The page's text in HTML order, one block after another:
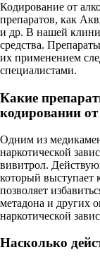
Кодирование от
препаратов, как
и др. В нашей
средства.
их применением
специалистами.
Какие
кодировании
Одним из
наркотической
вивитрол.
который выступает
позволяет
метадона и других
наркотической
Насколько